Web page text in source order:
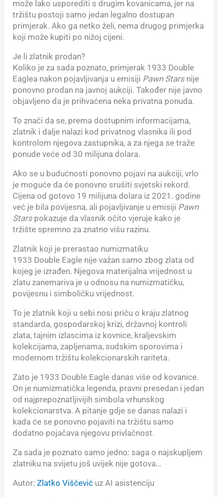
može lako usporediti s drugim kovanicama, jer na
tržištu postoji samo jedan legalno dostupan
primjerak. Ako ga netko želi, nema drugog primjerka
koji može kupiti po nižoj cijeni.
Je li zlatnik prodan?
Koliko je za sada poznato, primjerak 1933 Double
Eaglea nakon pojavljivanja u emisiji Pawn Starsnije
ponovno prodan na javnoj aukciji. Također nije javno
objavljeno da je prihvaćena neka privatna ponuda.
To znači da se, prema dostupnim informacijama,
zlatnik i dalje nalazi kod privatnog vlasnika ili pod
kontrolom njegova zastupnika, a za njega se traže
ponude veće od 30 milijuna dolara.
Ako se u budućnosti ponovno pojavi na aukciji, vrlo
je moguće da će ponovno srušiti svjetski rekord.
Cijena od gotovo 19 milijuna dolara iz 2021. godine
već je bila povijesna, ali pojavljivanje u emisiji Pawn
Starspokazuje da vlasnik očito vjeruje kako je
tržište spremno za znatno višu razinu.
Zlatnik koji je prerastao numizmatiku
1933 Double Eagle nije važan samo zbog zlata od
kojeg je izrađen. Njegova materijalna vrijednost u
zlatu zanemariva je u odnosu na numizmatičku,
povijesnu i simboličku vrijednost.
To je zlatnik koji u sebi nosi priču o kraju zlatnog
standarda, gospodarskoj krizi, državnoj kontroli
zlata, tajnim izlascima iz kovnice, kraljevskim
kolekcijama, zapljenama, sudskim sporovima i
modernom tržištu kolekcionarskih rariteta.
Zato je 1933 Double Eagle danas više od kovanice.
On je numizmatička legenda, pravni presedan i jedan
od najprepoznatljivijih simbola vrhunskog
kolekcionarstva. A pitanje gdje se danas nalazi i
kada će se ponovno pojaviti na tržištu samo
dodatno pojačava njegovu privlačnost.
Za sada je poznato samo jedno: saga o najskupljem
zlatniku na svijetu još uvijek nije gotova…
Autor:Zlatko Viščević uz AI asistenciju